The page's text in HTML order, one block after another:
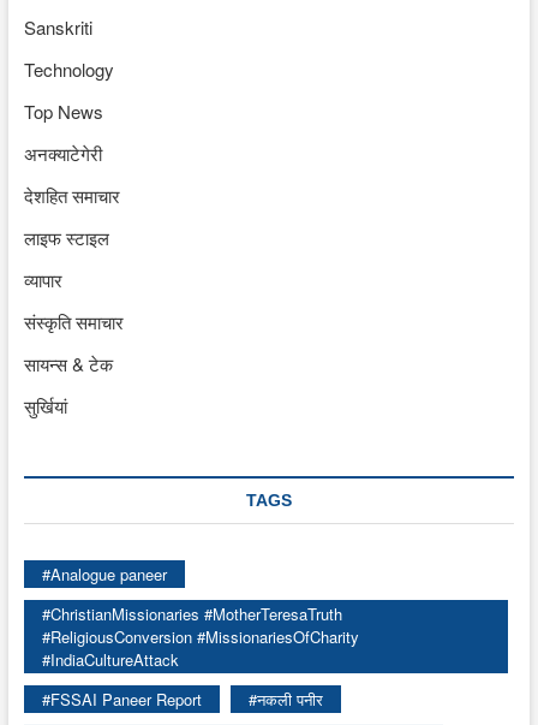
Sanskriti
Technology
Top News
अनक्याटेगेरी
देशहित समाचार
लाइफ स्टाइल
व्यापार
संस्कृति समाचार
सायन्स & टेक
सुर्खियां
TAGS
#Analogue paneer
#ChristianMissionaries #MotherTeresaTruth
#ReligiousConversion #MissionariesOfCharity
#IndiaCultureAttack
#FSSAI Paneer Report
#नकली पनीर